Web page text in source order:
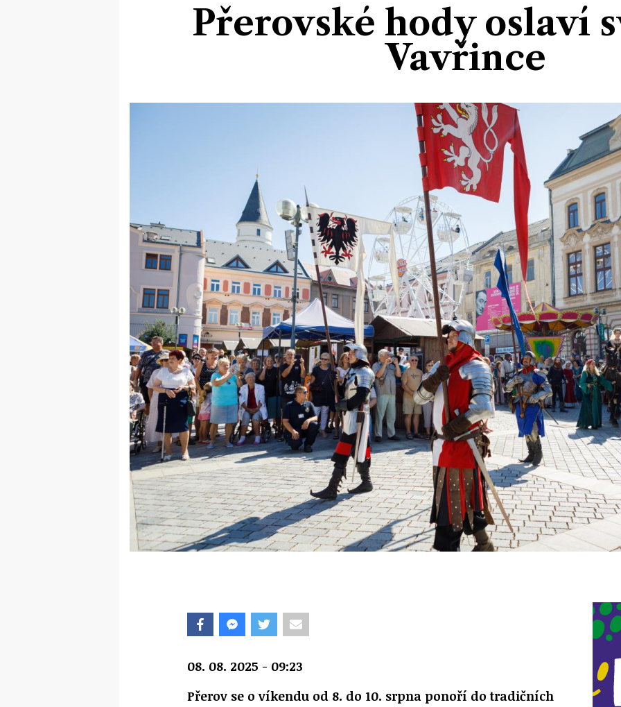
Přerovské hody oslaví
Vavřince
08. 08. 2025 - 09:23
Přerov se o víkendu od 8. do 10. srpna ponoří do tradičních